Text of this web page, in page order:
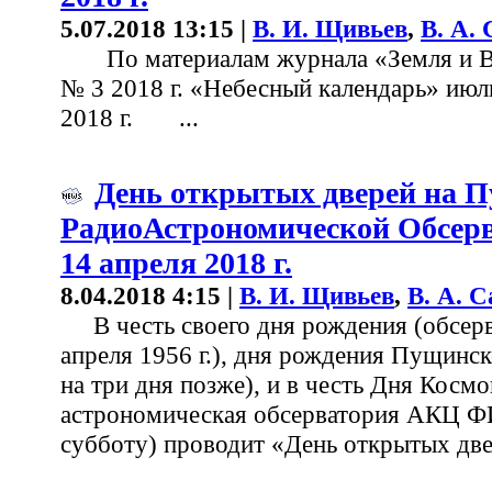
5.07.2018 13:15 | В. И. Щивьев, В. А.
По материалам журнала «Земля и
№ 3 2018 г. «Небесный календарь»
2018 г. ...
День открытых дверей на
РадиоАстрономической
14 апреля 2018 г.
8.04.2018 4:15 | В. И. Щивьев, В. А.
В честь своего дня рождения
апреля 1956 г.), дня рождения
на три дня позже), и в честь Дня
астрономическая обсерватория АКЦ
субботу) проводит «День открытых